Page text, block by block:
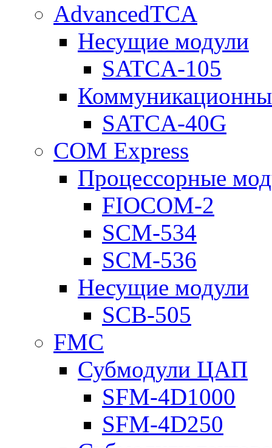
AdvancedTCA
Несущие модули
SATCA-105
SATCA-40G
COM Express
Процессорные
FIOCOM-2
SCM-534
SCM-536
Несущие модули
SCB-505
FMC
Субмодули ЦАП
SFM-4D1000
SFM-4D250